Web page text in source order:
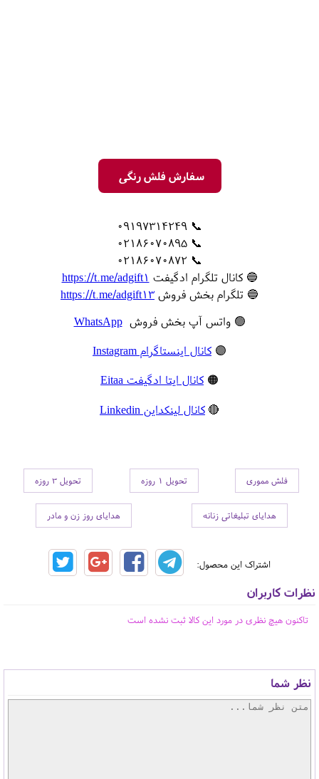
سفارش فلش رنگی
📞 09197314249
📞 02186070895
📞 02186070872
🔵 کانال تلگرام ادگیفت https://t.me/adgift1
🔵 تلگرام بخش فروش https://t.me/adgift13
🟢 واتس آپ بخش فروشWhatsApp
🟣 کانال اینستاگرام Instagram
🟠 کانال ایتا ادگیفت Eitaa
🔴 کانال لینکداین Linkedin
فلش مموری تحویل 1 روزه تحویل 3 روزه
هدایای تبلیغاتی زنانه هدایای روز زن و مادر
اشتراک این محصول:
نظرات کاربران
تاکنون هیچ نظری در مورد این کالا ثبت نشده است
نظر شما